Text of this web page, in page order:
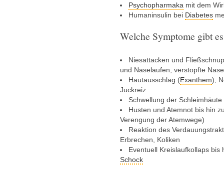
Psychopharmaka mit dem
Humaninsulin bei Diabetes
Welche Symptome gibt
Niesattacken und
und Naselaufen, verstopfte Nase
Hautausschlag (Exanthem),
Juckreiz
Schwellung der
Husten und Atemnot bis hin
Verengung der Atemwege)
Reaktion des
Erbrechen, Koliken
Eventuell Kreislaufkollaps bis
Schock